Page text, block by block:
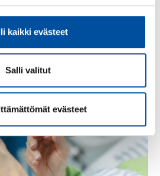
kaikki evästeet
Salli valitut
evästeet
seuraavaksi